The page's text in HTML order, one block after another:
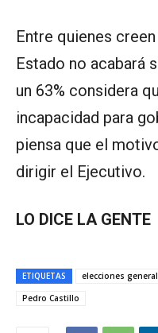
Entre quienes
Estado no acabará
un 63% considera
incapacidad para
piensa que el
dirigir el Ejecutivo.
LO DICE LA GENTE
ETIQUETAS elecciones
Pedro Castillo